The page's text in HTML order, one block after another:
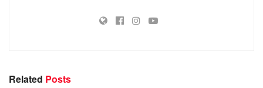
Related Posts